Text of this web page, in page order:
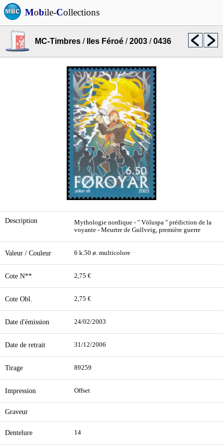
Mobile-Collections
MC-Timbres / Iles Féroé /2003 /0436
Description
Mythologie nordique - " Völuspa " prédiction de la
voyante - Meurtre de Gullveig, première guerre
Valeur / Couleur 6 k.50 ø. multicolore
Cote N** 2,75 €
Cote Obl. 2,75 €
Date d'émission 24/02/2003
Date de retrait 31/12/2006
Tirage 89259
Impression Offset
Graveur
Dentelure 14